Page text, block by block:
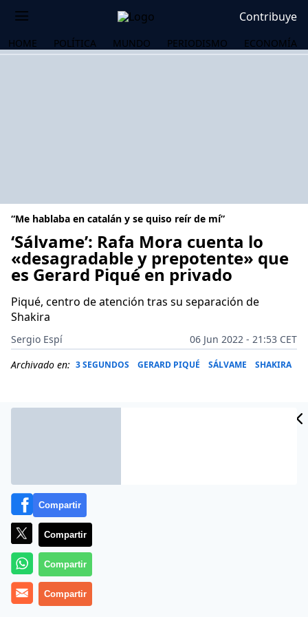
Contribuye
HOME POLÍTICA MUNDO PERIODISMO ECONOMÍA
“Me hablaba en catalán y se quiso reír de mí”
‘Sálvame’: Rafa Mora cuenta lo
«desagradable y prepotente» que
es Gerard Piqué en privado
Piqué, centro de atención tras su separación de
Shakira
Sergio Espí
06 Jun 2022 - 21:53 CET
Archivado en: 3 SEGUNDOS GERARD PIQUÉ SÁLVAME SHAKIRA
Que Gerard Piqué nunca ha sido muy amable no es un
secreto pero Rafa Mora lo ha confirmado de manera
Compartir
Compartir
Compartir
Compartir